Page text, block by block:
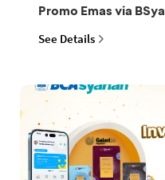
Promo Emas via BSya
See Details